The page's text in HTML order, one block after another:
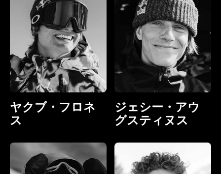
ヤクブ・フロネ
ス
ジェシー・アウ
グスティヌス